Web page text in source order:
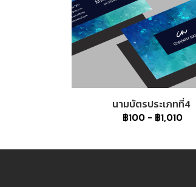
นามบัตรประเภทที่4
฿100 - ฿1,010